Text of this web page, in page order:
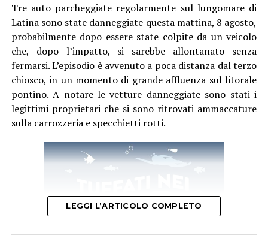
Tre auto parcheggiate regolarmente sul lungomare di
Latina sono state danneggiate questa mattina, 8 agosto,
probabilmente dopo essere state colpite da un veicolo
che, dopo l’impatto, si sarebbe allontanato senza
fermarsi. L’episodio è avvenuto a poca distanza dal terzo
chiosco, in un momento di grande affluenza sul litorale
pontino. A notare le vetture danneggiate sono stati i
legittimi proprietari che si sono ritrovati ammaccature
sulla carrozzeria e specchietti rotti.
LEGGI L’ARTICOLO COMPLETO